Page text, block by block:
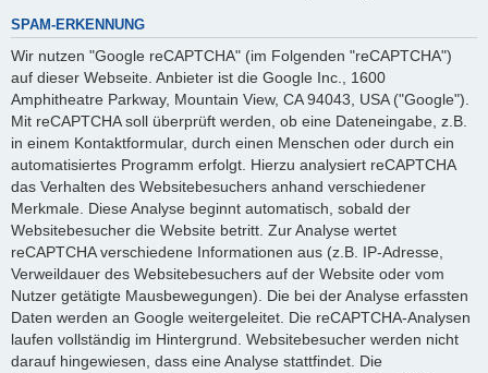
SPAM-ERKENNUNG
Wir nutzen "Google reCAPTCHA" (im Folgenden "reCAPTCHA")
auf dieser Webseite. Anbieter ist die Google Inc., 1600
Amphitheatre Parkway, Mountain View, CA 94043, USA ("Google").
Mit reCAPTCHA soll überprüft werden, ob eine Dateneingabe, z.B.
in einem Kontaktformular, durch einen Menschen oder durch ein
automatisiertes Programm erfolgt. Hierzu analysiert reCAPTCHA
das Verhalten des Websitebesuchers anhand verschiedener
Merkmale. Diese Analyse beginnt automatisch, sobald der
Websitebesucher die Website betritt. Zur Analyse wertet
reCAPTCHA verschiedene Informationen aus (z.B. IP-Adresse,
Verweildauer des Websitebesuchers auf der Website oder vom
Nutzer getätigte Mausbewegungen). Die bei der Analyse erfassten
Daten werden an Google weitergeleitet. Die reCAPTCHA-Analysen
laufen vollständig im Hintergrund. Websitebesucher werden nicht
darauf hingewiesen, dass eine Analyse stattfindet. Die